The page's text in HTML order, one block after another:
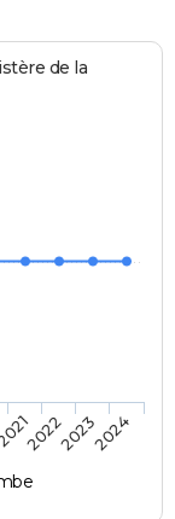
de la
202220232024